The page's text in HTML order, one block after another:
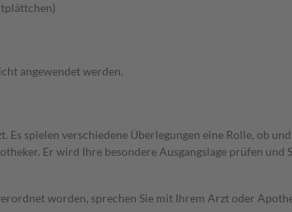
angewendet werden.
Es spielen verschiedene Überlegungen eine Rolle, ob
Er wird Ihre besondere Ausgangslage prüfen
worden, sprechen Sie mit Ihrem Arzt oder